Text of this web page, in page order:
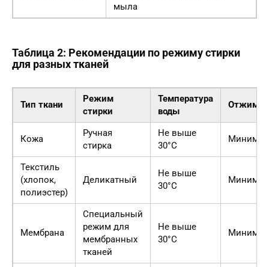
мыла
Таблица 2: Рекомендации по режиму стирки
для разных тканей
Тип ткани
Режим
стирки
Температура
воды
Отжим
Кожа
Ручная
стирка
Не выше
30°C
Текстиль
(хлопок,
полиэстер)
Деликатный
Не выше
30°C
Мембрана
Специальный
режим для
мембранных
тканей
Не выше
30°C